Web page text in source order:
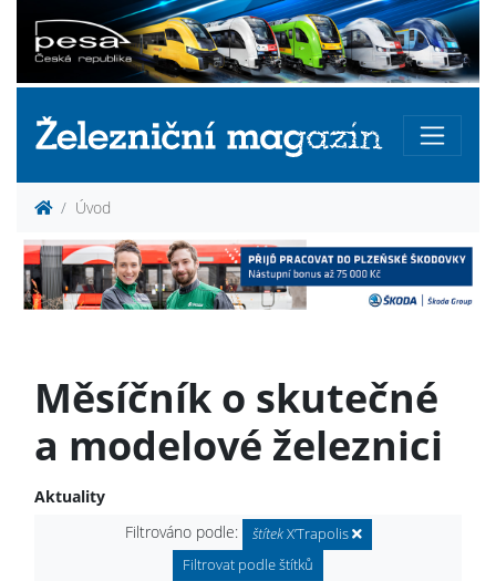
Úvod
Měsíčník o skutečné
a modelové železnici
Aktuality
Filtrováno podle:
štítekX’Trapolis
Filtrovat podle štítků